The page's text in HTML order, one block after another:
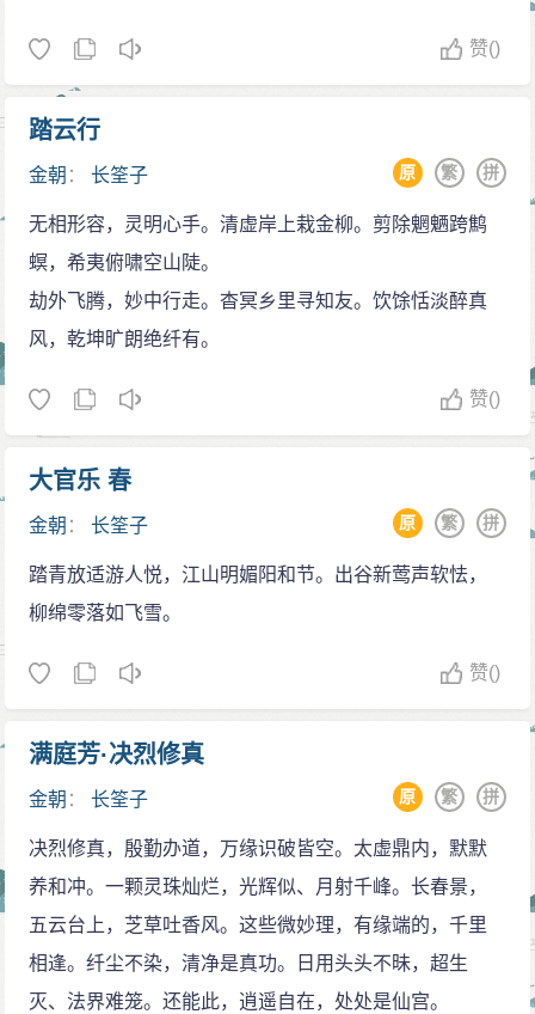
赞()
踏云行
金朝 ：长筌子 拼
繁
原
无相形容，灵明心手。清虚岸上栽金柳。剪除魍魉跨鹪
螟，希夷俯啸空山陡。
劫外飞腾，妙中行走。杳冥乡里寻知友。饮馀恬淡醉真
风，乾坤旷朗绝纤有。
赞()
大官乐 春
金朝 ：长筌子 拼
繁
原
踏青放适游人悦，江山明媚阳和节。出谷新莺声软怯，
柳绵零落如飞雪。
赞()
满庭芳·决烈修真
金朝 ：长筌子 拼
繁
原
决烈修真，殷勤办道，万缘识破皆空。太虚鼎内，默默
养和冲。一颗灵珠灿烂，光辉似、月射千峰。长春景，
五云台上，芝草吐香风。这些微妙理，有缘端的，千里
相逢。纤尘不染，清净是真功。日用头头不昧，超生
灭、法界难笼。还能此，逍遥自在，处处是仙宫。